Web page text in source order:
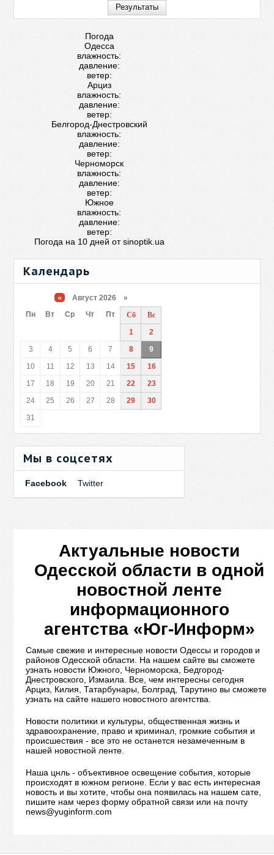
Погода
Одесса
влажность:
давление:
ветер:
Арциз
влажность:
давление:
ветер:
Белгород-Днестровский
влажность:
давление:
ветер:
Черноморск
влажность:
давление:
ветер:
Южное
влажность:
давление:
ветер:
Погода на 10 дней отsinoptik.ua
Календарь
« Август 2026 »
Пн
Вт Ср Чт Пт Сб
Вс
1
2
3
4 5 6 7 8
9
10
11 12 13 14 15
16
17
18 19 20 21 22
23
24
25 26 27 28 29
30
31
Мы в соцсетях
Facebook Twitter
Актуальные новости
Одесской области в одной
новостной ленте
информационного
агентства «Юг-Информ»
Самые свежие и интересные новости Одессы и городов и
районов Одесской области. На нашем сайте вы сможете
узнать новости Южного, Черноморска, Бедгород-
Днестровского, Измаила. Все, чем интересны сегодня
Арциз, Килия, Татарбунары, Болград, Тарутино вы сможете
узнать на сайте нашего новостного агентства.
Новости политики и культуры, общественная жизнь и
здравоохранение, право и криминал, громкие события и
происшествия - все это не останется незамеченным в
нашей новостной ленте.
Наша цнль - объективное освещение события, которые
происходят в южном регионе. Если у вас есть интересная
новость и вы хотите, чтобы она появилась на нашем сате,
пишите нам через форму обратной связи или на почту
news@yuginform.com